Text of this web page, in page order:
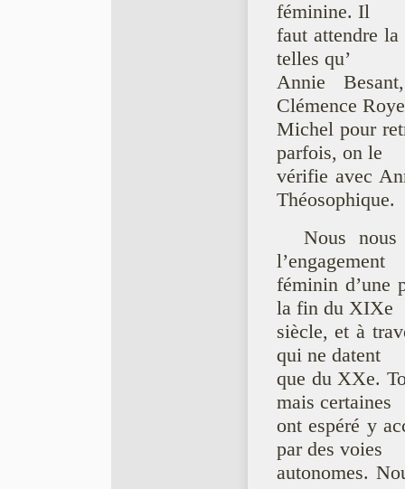
féminine. Il
faut attendre
telles qu’
Annie
Clémence
Michel pour
parfois, on le
vérifie avec
Théosophique.
Nous
l’engagement
féminin d’une
la fin du XIXe
siècle, et à
qui ne datent
que du XXe.
mais certaines
ont espéré y
par des voies
autonomes.